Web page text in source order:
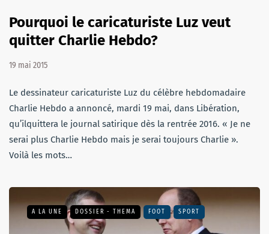
Pourquoi le caricaturiste Luz veut
quitter Charlie Hebdo?
19 mai 2015
Le dessinateur caricaturiste Luz du célèbre hebdomadaire
Charlie Hebdo a annoncé, mardi 19 mai, dans Libération,
qu’ilquittera le journal satirique dès la rentrée 2016. « Je ne
serai plus Charlie Hebdo mais je serai toujours Charlie ».
Voilà les mots…
A LA UNE DOSSIER - THEMA FOOT SPORT